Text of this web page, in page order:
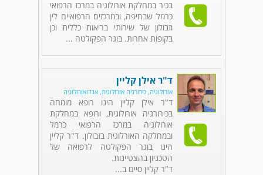
בכיר במחלקת אורולוגיה במרכז הרפואי
כרמל שבחיפה, ובמרכזים הרפואיים לין
וזבולון של שירותי בריאות כללית וכן
בקופות אחרות. בוגר הפקולטה ...
ד"ר אילן קליין
אורולוגיה, כירורגיה אורולוגית, אנדואורולוגיה
ד"ר אילן קליין הינו רופא מומחה
בכירורגיה אורולוגית, ורופא במחלקת
אורולוגיה במרכז הרפואי כרמל
ובמחלקה האורלוגית בזבולון. ד"ר קליין
הינו בוגר הפקולטה לרפואה של
הטכניון בהצטיינות.
ד"ר קליין סיים ב...